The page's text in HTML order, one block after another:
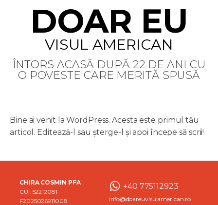
DOAR EU
VISUL AMERICAN
ÎNTORS ACASĂ DUPĂ 22 DE ANI CU
O POVESTE CARE MERITĂ SPUSĂ
Bine ai venit la WordPress. Acesta este primul tău
articol. Editează-l sau șterge-l și apoi începe să scrii!
CHIRA COSMIN PFA
CUI: 52212081
F2025026911008
+40 775112923
info@doareuvisulamerican.ro